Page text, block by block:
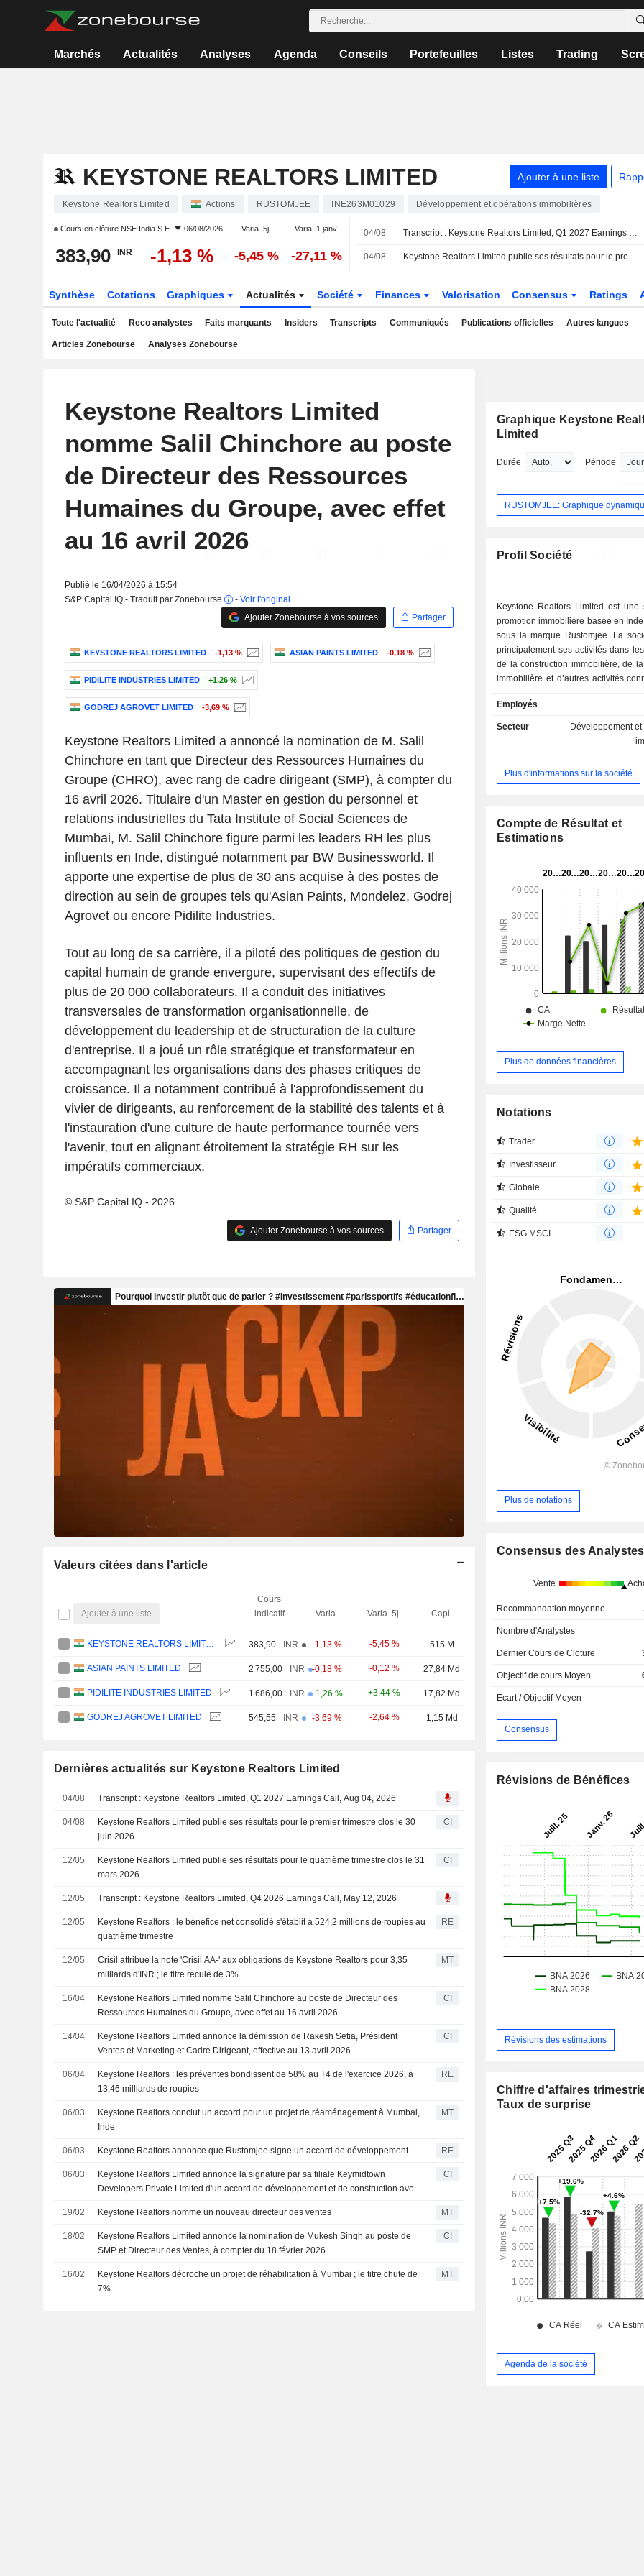
Marchés Actualités Analyses Agenda Conseils Portefeuilles Listes Trading
KEYSTONE REALTORS LIMITED Ajouter à une liste
Keystone Realtors Limited Actions RUSTOMJEE INE263M01029 Développement et opérations immobilières
Cours en clôture NSE India S.E. 06/08/2026 Varia. 5j. Varia. 1 janv.
383,90 INR -1,13 % -5,45 % -27,11 %
04/08 Transcript : Keystone Realtors Limited, Q1 2027 Earnings Call, Aug 04, 2026
04/08 Keystone Realtors Limited publie ses résultats pour le premier trimestre clos le 30 juin 2026
Synthèse Cotations Graphiques Actualités Société Finances Valorisation Consensus Ratings
Toute l'actualité Reco analystes Faits marquants Insiders Transcripts Communiqués Publications officielles Autres langues
Articles Zonebourse Analyses Zonebourse
Keystone Realtors Limited
nomme Salil Chinchore au poste
de Directeur des Ressources
Humaines du Groupe, avec effet
au 16 avril 2026
Publié le 16/04/2026 à 15:54
S&P Capital IQ - Traduit par Zonebourse
- Voir l'original
Ajouter Zonebourse à vos sources
Partager
KEYSTONE REALTORS LIMITED -1,13 % ASIAN PAINTS LIMITED -0,18 %
PIDILITE INDUSTRIES LIMITED +1,26 %
GODREJ AGROVET LIMITED -3,69 %
Keystone Realtors Limited a annoncé la nomination de M. Salil
Chinchore en tant que Directeur des Ressources Humaines du
Groupe (CHRO), avec rang de cadre dirigeant (SMP), à compter du
16 avril 2026. Titulaire d'un Master en gestion du personnel et
relations industrielles du Tata Institute of Social Sciences de
Mumbai, M. Salil Chinchore figure parmi les leaders RH les plus
influents en Inde, distingué notamment par BW Businessworld. Il
apporte une expertise de plus de 30 ans acquise à des postes de
direction au sein de groupes tels qu'Asian Paints, Mondelez, Godrej
Agrovet ou encore Pidilite Industries.
Tout au long de sa carrière, il a piloté des politiques de gestion du
capital humain de grande envergure, supervisant des effectifs de
plus de 20 000 collaborateurs. Il a conduit des initiatives
transversales de transformation organisationnelle, de
développement du leadership et de structuration de la culture
d'entreprise. Il a joué un rôle stratégique et transformateur en
accompagnant les organisations dans des phases critiques de
croissance. Il a notamment contribué à l'approfondissement du
vivier de dirigeants, au renforcement de la stabilité des talents et à
l'instauration d'une culture de haute performance tournée vers
l'avenir, tout en alignant étroitement la stratégie RH sur les
impératifs commerciaux.
© S&P Capital IQ - 2026
Ajouter Zonebourse à vos sources Partager
Valeurs citées dans l'article
Ajouter à une liste
Cours
indicatif
Varia. Varia. 5j. Capi.
KEYSTONE REALTORS LIMITED 383,90 INR -1,13 % -5,45 % 515 M
ASIAN PAINTS LIMITED 2 755,00 INR -0,18 % -0,12 % 27,84 Md
PIDILITE INDUSTRIES LIMITED 1 686,00 INR +1,26 % +3,44 % 17,82 Md
GODREJ AGROVET LIMITED 545,55 INR -3,69 % -2,64 % 1,15 Md
Dernières actualités sur Keystone Realtors Limited
04/08 Transcript : Keystone Realtors Limited, Q1 2027 Earnings Call, Aug 04, 2026
04/08
Keystone Realtors Limited publie ses résultats pour le premier trimestre clos le 30
juin 2026
CI
12/05
Keystone Realtors Limited publie ses résultats pour le quatrième trimestre clos le 31
mars 2026
CI
12/05 Transcript : Keystone Realtors Limited, Q4 2026 Earnings Call, May 12, 2026
12/05
Keystone Realtors : le bénéfice net consolidé s'établit à 524,2 millions de roupies au
quatrième trimestre
RE
12/05
Crisil attribue la note 'Crisil AA-' aux obligations de Keystone Realtors pour 3,35
milliards d'INR ; le titre recule de 3%
MT
16/04
Keystone Realtors Limited nomme Salil Chinchore au poste de Directeur des
Ressources Humaines du Groupe, avec effet au 16 avril 2026
CI
14/04
Keystone Realtors Limited annonce la démission de Rakesh Setia, Président
Ventes et Marketing et Cadre Dirigeant, effective au 13 avril 2026
CI
06/04
Keystone Realtors : les préventes bondissent de 58% au T4 de l'exercice 2026, à
13,46 milliards de roupies
RE
06/03
Keystone Realtors conclut un accord pour un projet de réaménagement à Mumbai,
Inde
MT
06/03 Keystone Realtors annonce que Rustomjee signe un accord de développement RE
06/03
Keystone Realtors Limited annonce la signature par sa filiale Keymidtown
Developers Private Limited d'un accord de développement et de construction avec
CI
19/02 Keystone Realtors nomme un nouveau directeur des ventes MT
18/02
Keystone Realtors Limited annonce la nomination de Mukesh Singh au poste de
SMP et Directeur des Ventes, à compter du 18 février 2026
CI
16/02
Keystone Realtors décroche un projet de réhabilitation à Mumbai ; le titre chute de
7%
MT
Graphique Keystone
Limited
Durée Période
RUSTOMJEE: Graphique
Profil Société
Keystone Realtors Limited est une
promotion immobilière basée en
sous la marque Rustomjee. La
principalement ses activités dans
de la construction immobilière, de
immobilière et d’autres activités
lotissements haut de gamme
cités résidentielles, des parcs
espaces commerciaux, des
des parcs au sein des cités
que divers autres projets
logements de deux, trois, quatre et
société compte environ 37 projets
Urbania, Rustomjee Bella,
Rustomjee Global City,
Rustomjee Paramount,
Rustomjee Seasons, La Vie at
Uptown Urbania, Rustomjee
Rustomjee Oriana et Rustomjee
Employés
Secteur
Développement
Plus d'informations sur la société
Compte de Résultat et
Estimations
Plus de données financières
Notations
Trader
Investisseur
Globale
Qualité
ESG MSCI
Plus de notations
Consensus des Analystes
Vente
Recommandation moyenne
Nombre d'Analystes
Dernier Cours de Cloture
Objectif de cours Moyen
Ecart / Objectif Moyen
Consensus
Révisions de Bénéfices
Révisions des estimations
Chiffre d'affaires
Taux de surprise
Agenda de la société